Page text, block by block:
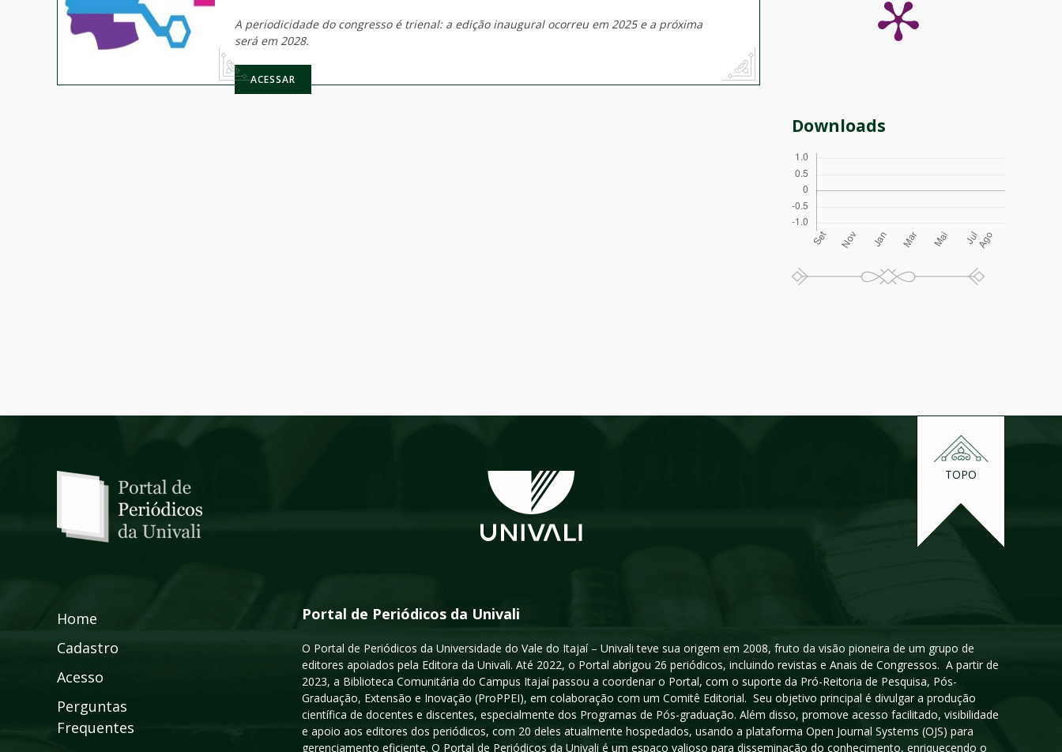
A periodicidade do congresso é trienal: a edição inaugural ocorreu em 2025 e a próxima
será em 2028.
ACESSAR
Downloads
TOPO
Home
Cadastro
Acesso
Perguntas
Frequentes
Portal de Periódicos da Univali
O Portal de Periódicos da Universidade do Vale do Itajaí – Univali teve sua origem em 2008, fruto da visão pioneira de um grupo de
editores apoiados pela Editora da Univali. Até 2022, o Portal abrigou 26 periódicos, incluindo revistas e Anais de Congressos. A partir de
2023, a Biblioteca Comunitária do Campus Itajaí passou a coordenar o Portal, com o suporte da Pró-Reitoria de Pesquisa, Pós-
Graduação, Extensão e Inovação (ProPPEI), em colaboração com um Comitê Editorial. Seu objetivo principal é divulgar a produção
científica de docentes e discentes, especialmente dos Programas de Pós-graduação. Além disso, promove acesso facilitado, visibilidade
e apoio aos editores dos periódicos, com 20 deles atualmente hospedados, usando a plataforma Open Journal Systems (OJS) para
gerenciamento eficiente. O Portal de Periódicos da Univali é um espaço valioso para disseminação do conhecimento, enriquecendo o